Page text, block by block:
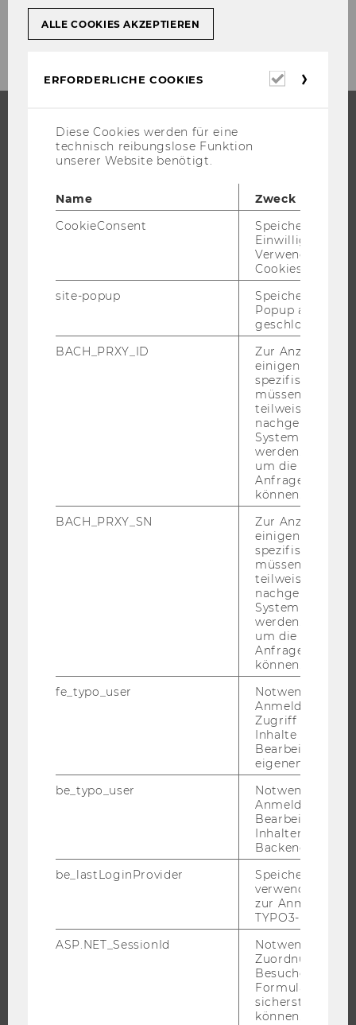
STUDIUM
BACHELOR
BEWERBUNG UND ZULASSUNG
INTERNATIONALE UND INCOMING EXCHANGE STUDIERENDE
ANGEBOTE FÜR SCHULEN UND STUDIENINTERESSIERTE
FORSCHENDE
ÜBER DIE WU
ORGANISATION
EVENTS ARCHIV
ALLE COOKIES AKZEPTIEREN
ERFORDERLICHE COOKIES
Diese Cookies werden für eine
technisch reibungslose Funktion
unserer Website benötigt.
Name
Zweck
CookieConsent
Speichert Ihre
Einwilligung zur
Verwendung von
Cookies.
site-popup
Speichert ob ein
Popup
geschlossen
BACH_PRXY_ID
Zur Anzeige von
einigen WU-
spezifischen
müssen
teilweise von
nachgelagerten
System
werden.
um die Antwort
Anfrage
können.
BACH_PRXY_SN
Zur Anzeige von
einigen WU-
spezifischen
müssen
teilweise von
nachgelagerten
System
werden.
um die Antwort
Anfrage
können.
fe_typo_user
Notwendig für
Anmeldung und
Zugriff auf
Inhalte oder zur
Bearbeitung des
eigenen Profils.
be_typo_user
Notwendig für
Anmeldung und
Bearbeitung von
Inhalten im
Backend.
be_lastLoginProvider
Speichert die
verwendete
zur Anmeldung
TYPO3-Backend.
ASP.NET_SessionId
Notwendig, um
Zuordnung von
Besucher zu
sicherstellen zu
können.